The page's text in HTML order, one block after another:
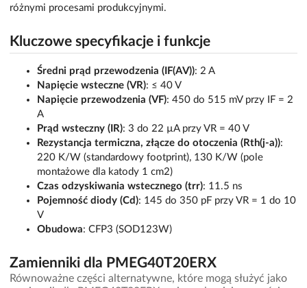
różnymi procesami produkcyjnymi.
Kluczowe specyfikacje i funkcje
Średni prąd przewodzenia (IF(AV)): 2 A
Napięcie wsteczne (VR): ≤ 40 V
Napięcie przewodzenia (VF): 450 do 515 mV przy IF = 2
A
Prąd wsteczny (IR): 3 do 22 µA przy VR = 40 V
Rezystancja termiczna, złącze do otoczenia (Rth(j-a)):
220 K/W (standardowy footprint), 130 K/W (pole
montażowe dla katody 1 cm2)
Czas odzyskiwania wstecznego (trr): 11.5 ns
Pojemność diody (Cd): 145 do 350 pF przy VR = 1 do 10
V
Obudowa: CFP3 (SOD123W)
Zamienniki dla PMEG40T20ERX
Równoważne części alternatywne, które mogą służyć jako